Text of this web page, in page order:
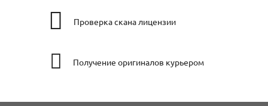
Проверка скана лицензии
Получение оригиналов курьером